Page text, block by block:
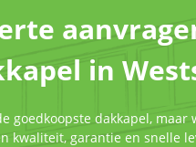
in
goedkoopste dakkapel,
kwaliteit, garantie en snelle